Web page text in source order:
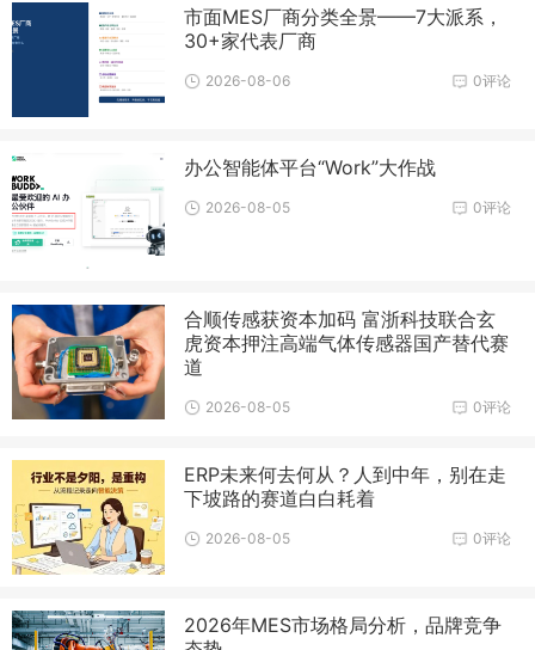
市面MES厂商分类全景——7大派系，
30+家代表厂商
0评论
2026-08-06
办公智能体平台“Work”大作战
0评论
2026-08-05
合顺传感获资本加码 富浙科技联合玄
虎资本押注高端气体传感器国产替代赛
道
0评论
2026-08-05
ERP未来何去何从？人到中年，别在走
下坡路的赛道白白耗着
0评论
2026-08-05
2026年MES市场格局分析，品牌竞争